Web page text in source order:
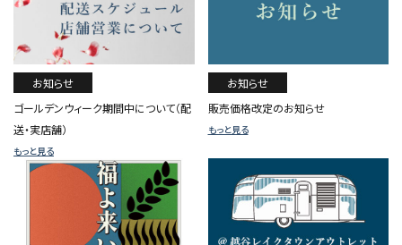
お知らせ
ゴールデンウィーク期間中について（配
送・実店舗）
もっと見る
お知らせ
販売価格改定のお知らせ
もっと見る